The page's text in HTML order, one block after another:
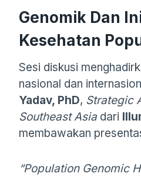
Genomik Dan
Kesehatan
Sesi diskusi
nasional dan
Yadav, PhD, Strategic
Southeast Asia dari
membawakan
“Population Genomic